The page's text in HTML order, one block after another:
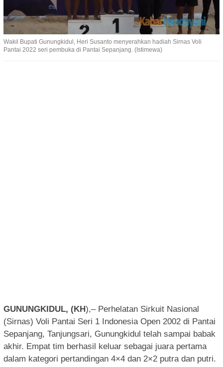
Wakil Bupati Gunungkidul, Heri Susanto menyerahkan hadiah Sirnas Voli
Pantai 2022 seri pembuka di Pantai Sepanjang. (Istimewa)
GUNUNGKIDUL, (KH),– Perhelatan Sirkuit Nasional
(Sirnas) Voli Pantai Seri 1 Indonesia Open 2002 di Pantai
Sepanjang, Tanjungsari, Gunungkidul telah sampai babak
akhir. Empat tim berhasil keluar sebagai juara pertama
dalam kategori pertandingan 4×4 dan 2×2 putra dan putri.